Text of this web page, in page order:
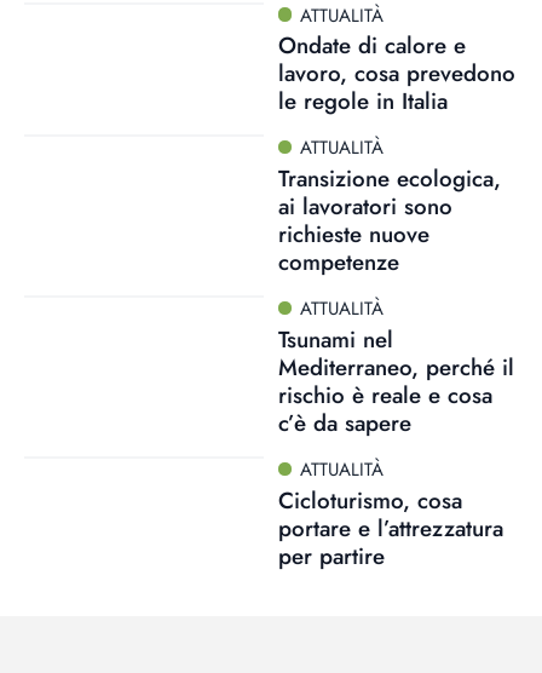
ATTUALITÀ
Ondate di calore e
lavoro, cosa prevedono
le regole in Italia
ATTUALITÀ
Transizione ecologica,
ai lavoratori sono
richieste nuove
competenze
ATTUALITÀ
Tsunami nel
Mediterraneo, perché il
rischio è reale e cosa
c’è da sapere
ATTUALITÀ
Cicloturismo, cosa
portare e l’attrezzatura
per partire